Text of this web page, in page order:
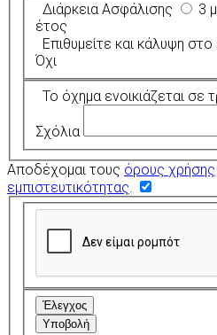
Διάρκεια Ασφάλισης 3
έτος
Επιθυμείτε και κάλυψη
Όχι
Το όχημα ενοικιάζεται σε
Σχόλια
Αποδέχομαι τους όρους χρήσης
εμπιστευτικότητας.
Έλεγχος
Υποβολή